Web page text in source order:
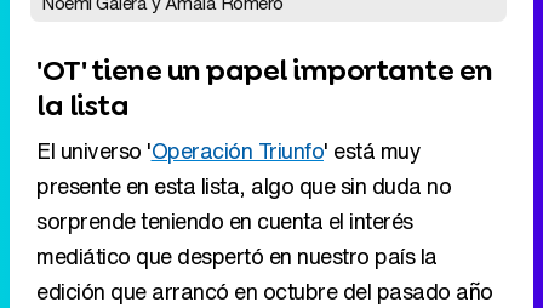
'OT' tiene un papel importante en
la lista
El universo 'Operación Triunfo' está muy
presente en esta lista, algo que sin duda no
sorprende teniendo en cuenta el interés
mediático que despertó en nuestro país la
edición que arrancó en octubre del pasado año